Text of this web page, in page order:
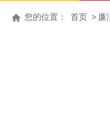
您的位置： 首页 > 廉